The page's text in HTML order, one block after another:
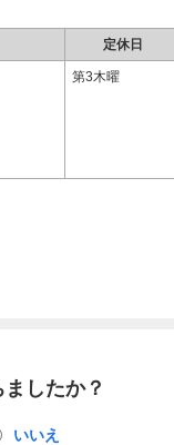
定休日
第3木曜
したか？
いいえ